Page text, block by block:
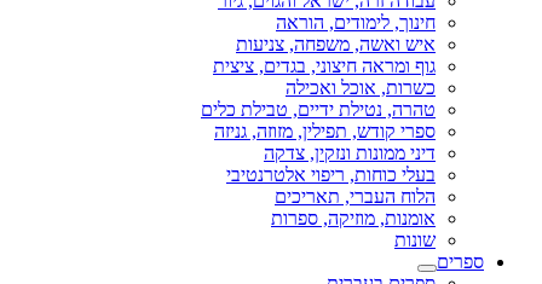
חינוך, לימודים, הוראה
איש ואשה, משפחה, צניעות
גוף ומראה חיצוני, בגדים, ציצית
כשרות, אוכל ואכילה
טהרה, נטילת ידיים, טבילת כלים
ספרי קודש, תפילין, מזוזה, גניזה
דיני ממונות ונזקין, צדקה
בעלי כוחות, ריפוי אלטרנטיבי
הלוח העברי, תאריכים
אומנות, מוזיקה, ספרות
שונות
ספרים